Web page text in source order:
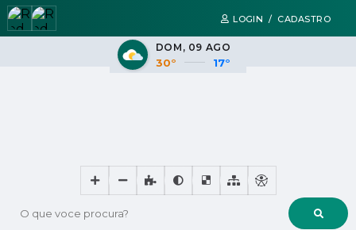
LOGIN / CADASTRO
O que voce procura?
DOM 09 AGO
30° 17°